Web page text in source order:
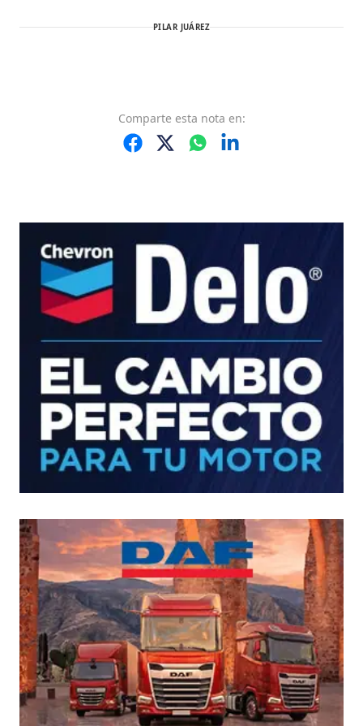
PILAR JUÁREZ
Comparte esta nota en: